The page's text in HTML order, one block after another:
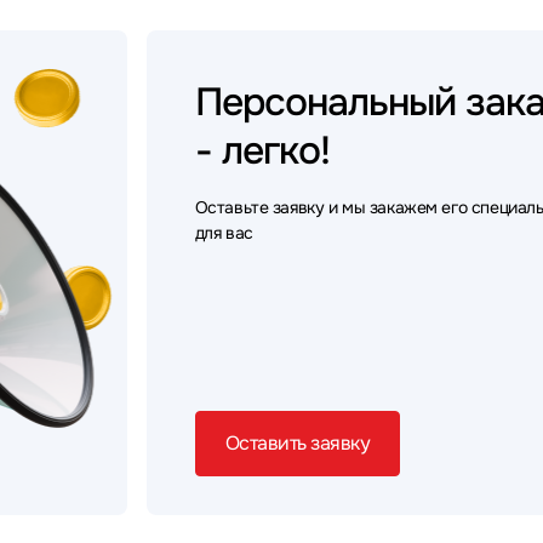
Персональный
- легко!
Оставьте заявку и мы закажем его
для вас
Оставить заявку